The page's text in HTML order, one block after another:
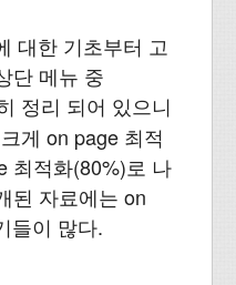
대한 기초부터 고
단 메뉴 중
정리 되어 있으니
게 on page 최적
최적화(80%)로 나
된 자료에는 on
들이 많다.